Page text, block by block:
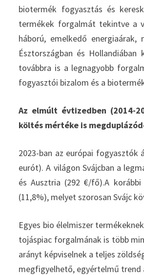
biotermék fogyasztás és
termékek forgalmát tekintve a
háború, emelkedő
Észtországban és
továbbra is a legnagyobb
fogyasztói bizalom és a
Az elmúlt évtizedben (2014-
költés mértéke is
2023-ban az európai
eurót). A világon Svájcban a
és Ausztria (292 €/fő).A korábbi
(11,8%), melyet szorosan Svájc
Egyes bio élelmiszer
tojáspiac forgalmának is több
arányt képviselnek a teljes
megfigyelhető, egyértelmű trend